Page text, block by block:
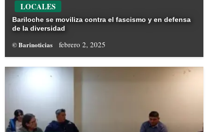
LOCALES
Bariloche se moviliza contra el fascismo y en defensa
de la diversidad
© Barinoticias febrero 2, 2025